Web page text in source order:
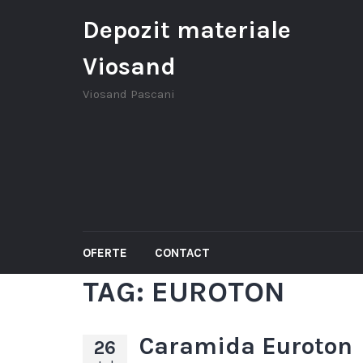
Depozit materiale
Viosand
Viosand Pascani
OFERTE CONTACT
TAG: EUROTON
26 Caramida Euroton